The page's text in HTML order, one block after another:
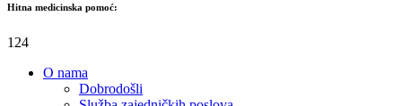
Hitna medicinska pomoć:
124
O nama
Dobrodošli